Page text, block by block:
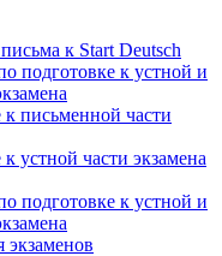
к Start Deutsch
подготовке к устной и
письменной части
устной части экзамена
подготовке к устной и
экзаменов